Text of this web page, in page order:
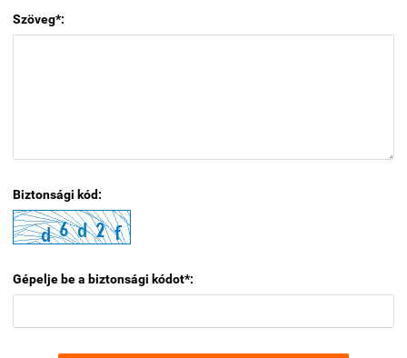
Szöveg*:
Biztonsági kód:
Gépelje be a biztonsági kódot*: